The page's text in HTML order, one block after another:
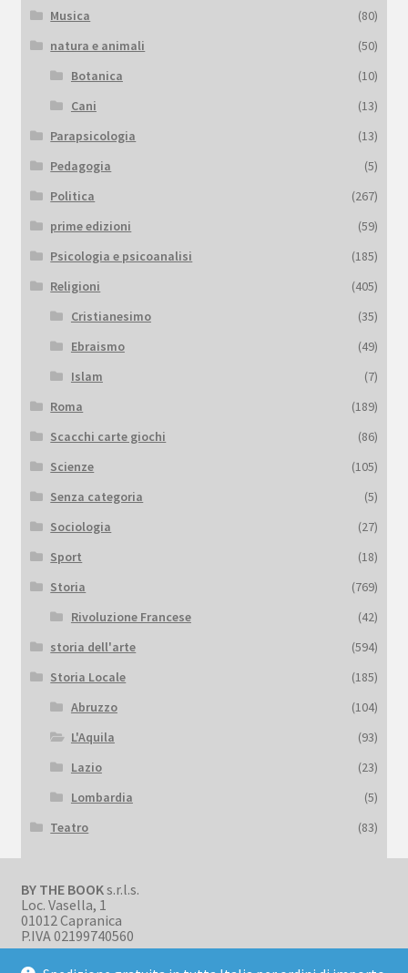
Musica
(80)
natura e animali
(50)
Botanica
(10)
Cani
(13)
Parapsicologia
(13)
Pedagogia
(5)
Politica
(267)
prime edizioni
(59)
Psicologia e psicoanalisi
(185)
Religioni
(405)
Cristianesimo
(35)
Ebraismo
(49)
Islam
(7)
Roma
(189)
Scacchi carte giochi
(86)
Scienze
(105)
Senza categoria
(5)
Sociologia
(27)
Sport
(18)
Storia
(769)
Rivoluzione Francese
(42)
storia dell'arte
(594)
Storia Locale
(185)
Abruzzo
(104)
L'Aquila
(93)
Lazio
(23)
Lombardia
(5)
Teatro
(83)
BY THE BOOKs.r.l.s.
Loc. Vasella, 1
01012 Capranica
P.IVA 02199740560